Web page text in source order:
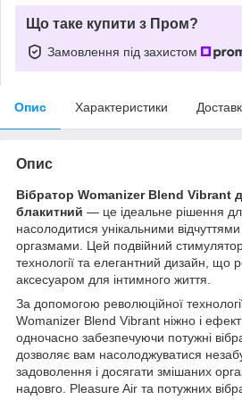
Що таке купити з Пром?
Замовлення під захистом
Опис Характеристики
Опис
Вібратор Womanizer Blend Vibrant
блакитний — це ідеальне рішення
насолодитися унікальними
оргазмами. Цей подвійний
технології та елегантний дизайн, що
аксесуаром для інтимного життя.
За допомогою революційної
Womanizer Blend Vibrant ніжно і
одночасно забезпечуючи потужні
дозволяє вам насолоджуватися
задоволення і досягати змішаних
надовго. Pleasure Air та потужних